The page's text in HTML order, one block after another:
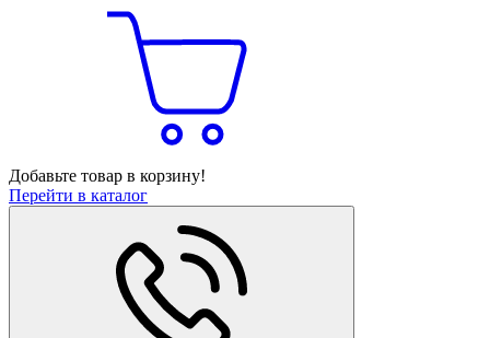
Добавьте товар в корзину!
Перейти в каталог